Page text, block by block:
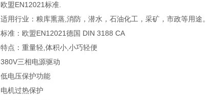
欧盟EN12021标准.
适用行业：粮库熏蒸,消防，潜水，石油化工，采矿，市政等用途。
标准：欧盟EN12021德国 DIN 3188 CA
特点：重量轻,体积小,小巧轻便
380V三相电源驱动
低电压保护功能
电机过热保护